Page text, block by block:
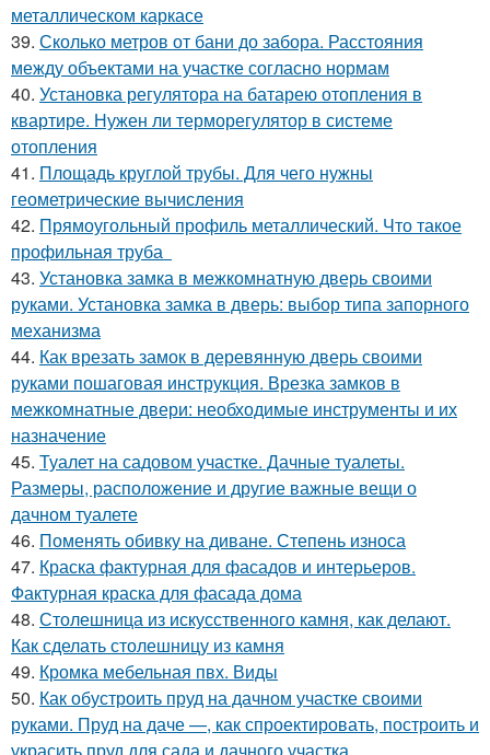
металлическом каркасе
39. Сколько метров от бани до забора. Расстояния
между объектами на участке согласно нормам
40. Установка регулятора на батарею отопления в
квартире. Нужен ли терморегулятор в системе
отопления
41. Площадь круглой трубы. Для чего нужны
геометрические вычисления
42. Прямоугольный профиль металлический. Что такое
профильная труба
43. Установка замка в межкомнатную дверь своими
руками. Установка замка в дверь: выбор типа запорного
механизма
44. Как врезать замок в деревянную дверь своими
руками пошаговая инструкция. Врезка замков в
межкомнатные двери: необходимые инструменты и их
назначение
45. Туалет на садовом участке. Дачные туалеты.
Размеры, расположение и другие важные вещи о
дачном туалете
46. Поменять обивку на диване. Степень износа
47. Краска фактурная для фасадов и интерьеров.
Фактурная краска для фасада дома
48. Столешница из искусственного камня, как делают.
Как сделать столешницу из камня
49. Кромка мебельная пвх. Виды
50. Как обустроить пруд на дачном участке своими
руками. Пруд на даче —, как спроектировать, построить и